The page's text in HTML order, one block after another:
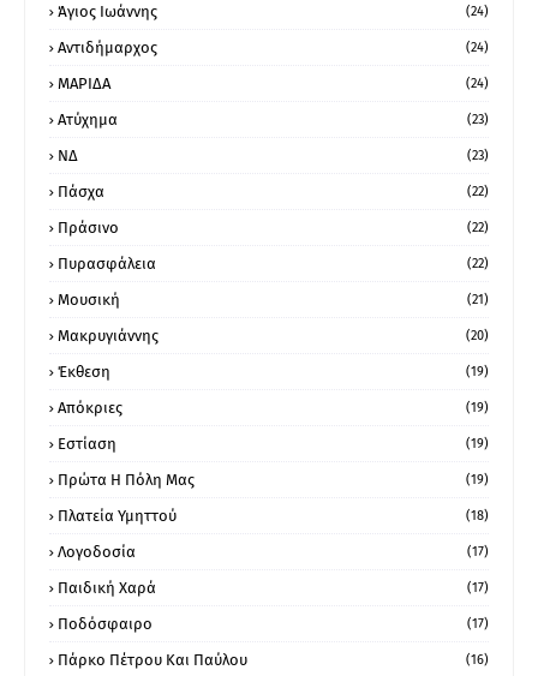
Άγιος Ιωάννης (24)
Αντιδήμαρχος (24)
ΜΑΡΙΔΑ (24)
Ατύχημα (23)
ΝΔ (23)
Πάσχα (22)
Πράσινο (22)
Πυρασφάλεια (22)
Μουσική (21)
Μακρυγιάννης (20)
Έκθεση (19)
Απόκριες (19)
Εστίαση (19)
Πρώτα Η Πόλη Μας (19)
Πλατεία Υμηττού (18)
Λογοδοσία (17)
Παιδική Χαρά (17)
Ποδόσφαιρο (17)
Πάρκο Πέτρου Και Παύλου (16)